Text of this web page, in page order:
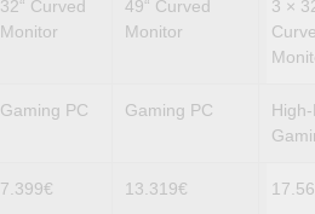
32“ Curved
Monitor
49“ Curved
Monitor
3 ×
Gaming PC Gaming PC
7.399€ 13.319€